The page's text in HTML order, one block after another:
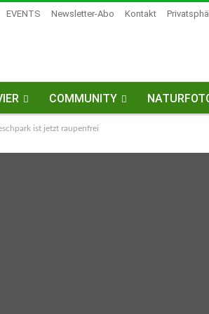
EVENTS Newsletter-Abo Kontakt
COMMUNITY
ist jetzt raupenfrei